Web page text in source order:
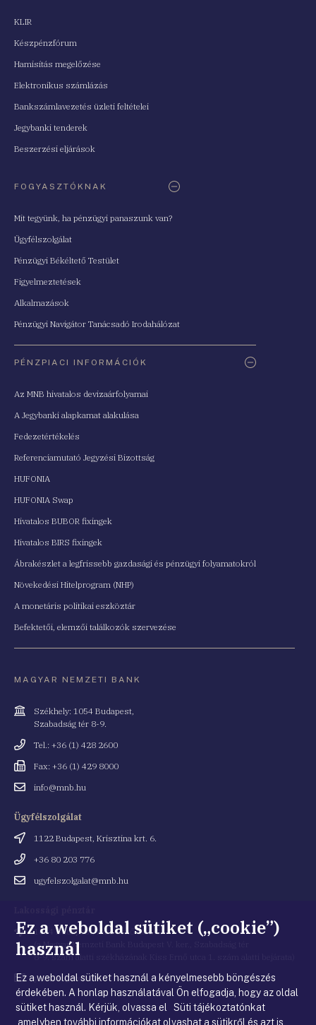
KLIR
Készpénzfórum
Hamisítás megelőzése
Elektronikus számlázás
Bankszámlavezetés üzleti feltételei
Jegybanki tenderek
Beszerzési eljárások
FOGYASZTÓKNAK
Mit tegyünk, ha pénzügyi panaszunk van?
Ügyfélszolgálat
Pénzügyi Békéltető Testület
Figyelmeztetések
Alkalmazások
Pénzügyi Navigátor Tanácsadó Irodahálózat
PÉNZPIACI INFORMÁCIÓK
Az MNB hivatalos devizaárfolyamai
A Jegybanki alapkamat alakulása
Fedezetértékelés
Referenciamutató Jegyzési Bizottság
HUFONIA
HUFONIA Swap
Hivatalos BUBOR fixingek
Hivatalos BIRS fixingek
Ábrakészlet a legfrissebb gazdasági és pénzügyi folyamatokról
Növekedési Hitelprogram (NHP)
A monetáris politikai eszköztár
Befektetői, elemzői találkozók szervezése
MAGYAR NEMZETI BANK
Cím
Székhely: 1054 Budapest,
Szabadság tér 8-9.
Telefonszám
Tel.: +36 (1) 428 2600
Fax
Fax: +36 (1) 429 8000
Emailinfo@mnb.hu
Ügyfélszolgálat
Cím
1122 Budapest, Krisztina krt. 6.
Telefonszám
+36 80 203 776
Emailugyfelszolgalat@mnb.hu
Cím 1054 Budapest, Kiss Ernő utca 1.
(a Magyar Nemzeti Bank Budapest V. ker., Szabadság tér
8-9. szám alatti székházának Kiss Ernő utca 1. szám alatti bejárata)
Email
cím
penztar@mnb.hu
Ez a weboldal sütiket („cookie”)
használ
Ez a weboldal sütiket használ a kényelmesebb böngészés
érdekében. A honlap használatával Ön elfogadja, hogy az oldal
sütiket használ. Kérjük, olvassa el Süti tájékoztatónkat
,amelyben további információkat olvashat a sütikről és azt is